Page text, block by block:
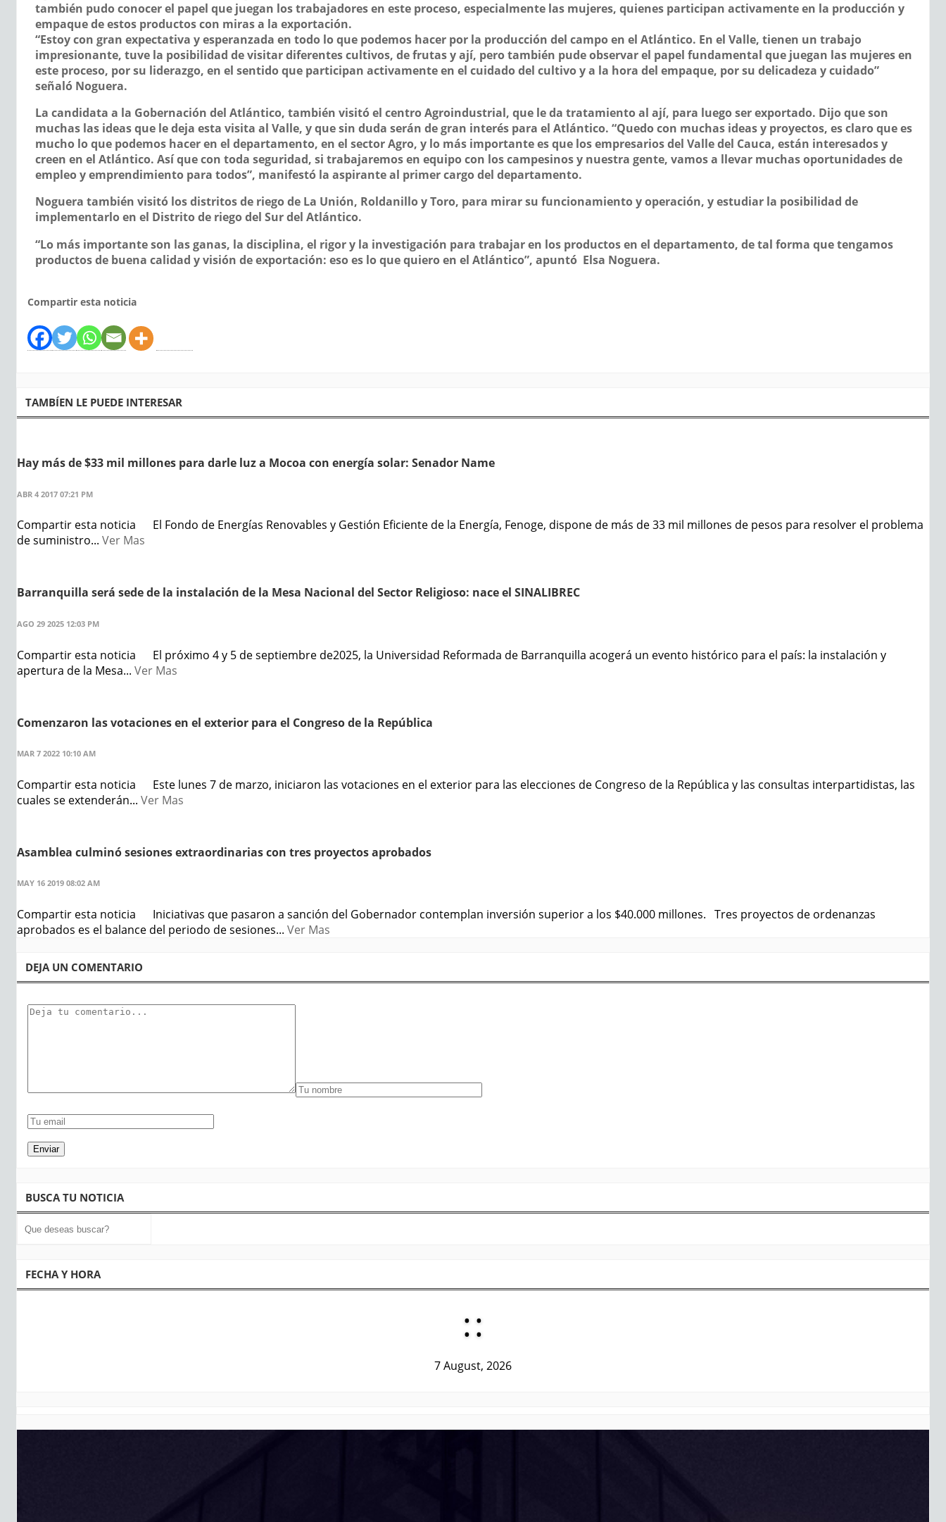
también pudo conocer el papel que juegan los trabajadores en este proceso, especialmente las mujeres, quienes participan activamente en la producción y
empaque de estos productos con miras a la exportación.
“Estoy con gran expectativa y esperanzada en todo lo que podemos hacer por la producción del campo en el Atlántico. En el Valle, tienen un trabajo
impresionante, tuve la posibilidad de visitar diferentes cultivos, de frutas y ají, pero también pude observar el papel fundamental que juegan las mujeres en
este proceso, por su liderazgo, en el sentido que participan activamente en el cuidado del cultivo y a la hora del empaque, por su delicadeza y cuidado”
señaló Noguera.
La candidata a la Gobernación del Atlántico, también visitó el centro Agroindustrial, que le da tratamiento al ají, para luego ser exportado. Dijo que son
muchas las ideas que le deja esta visita al Valle, y que sin duda serán de gran interés para el Atlántico. “Quedo con muchas ideas y proyectos, es claro que es
mucho lo que podemos hacer en el departamento, en el sector Agro, y lo más importante es que los empresarios del Valle del Cauca, están interesados y
creen en el Atlántico. Así que con toda seguridad, si trabajaremos en equipo con los campesinos y nuestra gente, vamos a llevar muchas oportunidades de
empleo y emprendimiento para todos”, manifestó la aspirante al primer cargo del departamento.
Noguera también visitó los distritos de riego de La Unión, Roldanillo y Toro, para mirar su funcionamiento y operación, y estudiar la posibilidad de
implementarlo en el Distrito de riego del Sur del Atlántico.
“Lo más importante son las ganas, la disciplina, el rigor y la investigación para trabajar en los productos en el departamento, de tal forma que tengamos
productos de buena calidad y visión de exportación: eso es lo que quiero en el Atlántico”, apuntó Elsa Noguera.
Compartir esta noticia
TAMBÍEN LE PUEDE INTERESAR
Hay más de $33 mil millones para darle luz a Mocoa con energía solar: Senador Name
ABR 4 2017 07:21 PM
Compartir esta noticia El Fondo de Energías Renovables y Gestión Eficiente de la Energía, Fenoge, dispone de más de 33 mil millones de pesos para resolver el problema
de suministro... Ver Mas
Barranquilla será sede de la instalación de la Mesa Nacional del Sector Religioso: nace el SINALIBREC
AGO 29 2025 12:03 PM
Compartir esta noticia El próximo 4 y 5 de septiembre de2025, la Universidad Reformada de Barranquilla acogerá un evento histórico para el país: la instalación y
apertura de la Mesa... Ver Mas
Comenzaron las votaciones en el exterior para el Congreso de la República
MAR 7 2022 10:10 AM
Compartir esta noticia Este lunes 7 de marzo, iniciaron las votaciones en el exterior para las elecciones de Congreso de la República y las consultas interpartidistas, las
cuales se extenderán... Ver Mas
Asamblea culminó sesiones extraordinarias con tres proyectos aprobados
MAY 16 2019 08:02 AM
Compartir esta noticia Iniciativas que pasaron a sanción del Gobernador contemplan inversión superior a los $40.000 millones. Tres proyectos de ordenanzas
aprobados es el balance del periodo de sesiones... Ver Mas
DEJA UN COMENTARIO
BUSCA TU NOTICIA
FECHA Y HORA
::
7 August, 2026